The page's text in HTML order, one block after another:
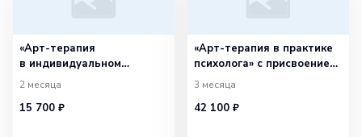
«Арт-терапия
в индивидуальном
психологическом
консультировании»
2 месяца
15 700 ₽
«Арт-терапия в практике
психолога» с присвоением
квалификации «Арт-
терапевт»
3 месяца
42 100 ₽